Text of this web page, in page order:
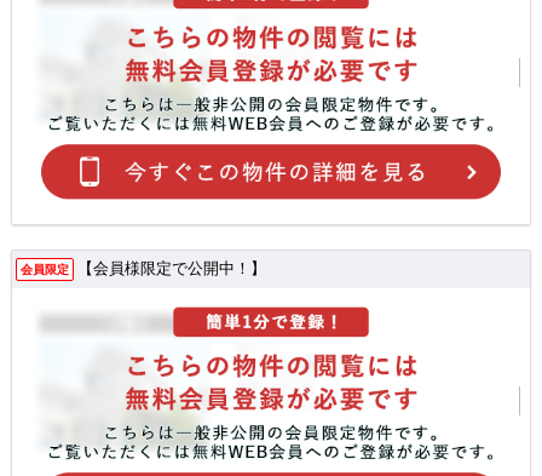
会員限定 【会員様限定で公開中！】